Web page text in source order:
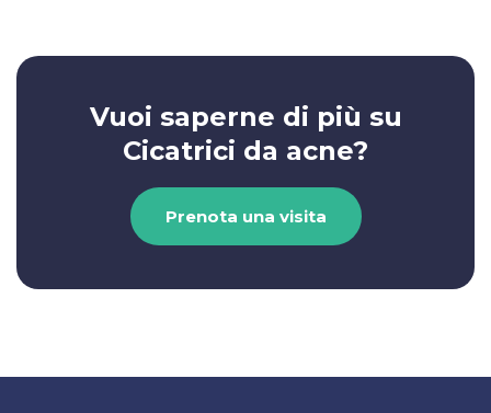
Vuoi saperne di più su
Cicatrici da acne?
Prenota una visita